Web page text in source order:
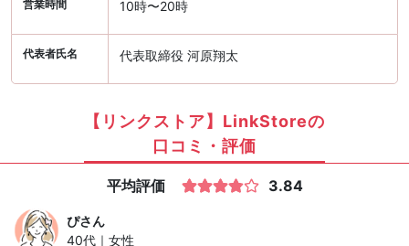
営業時間 10時〜20時
代表者氏名 代表取締役 河原翔太
【リンクストア】LinkStoreの
口コミ・評価
平均評価 3.84
ぴさん
40代｜女性